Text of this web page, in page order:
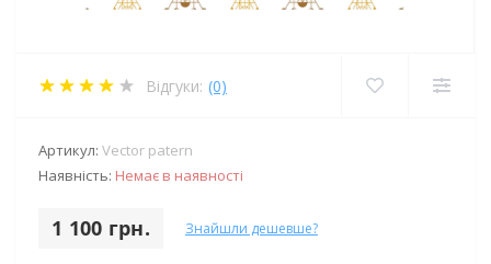
Відгуки: (0)
Артикул: Vector patern
Наявність: Немає в наявності
1 100 грн. Знайшли дешевше?